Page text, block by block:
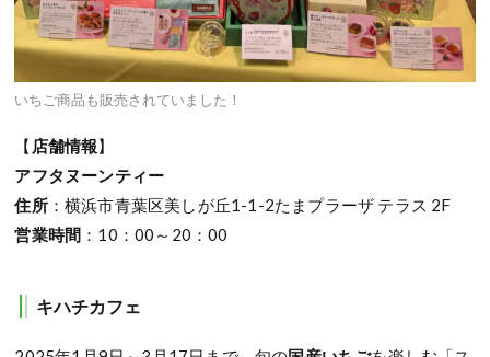
いちご商品も販売されていました！
【 店舗情報】
アフタヌーンティー
住所：横浜市青葉区美しが丘1-1-2たまプラーザ テラス 2F
営業時間 ：10：00～20：00
キハチカフェ